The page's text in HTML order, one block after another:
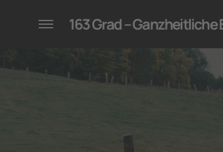
für Unternehmen
163 Grad –